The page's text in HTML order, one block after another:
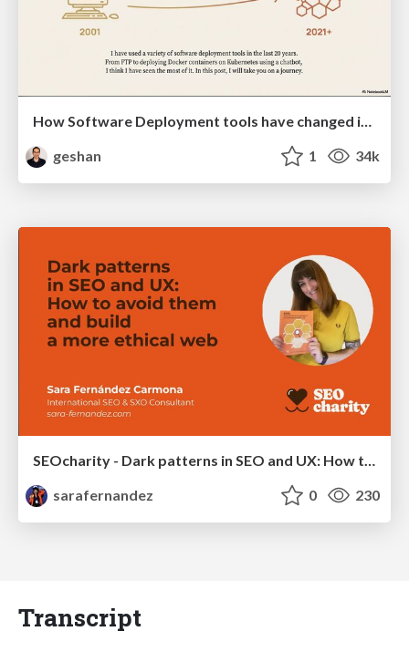
How Software Deployment tools have changed in the past 20 years
geshan
1 34k
SEOcharity - Dark patterns in SEO and UX: How to avoid them and build a more ethical web
sarafernandez
0 230
Transcript